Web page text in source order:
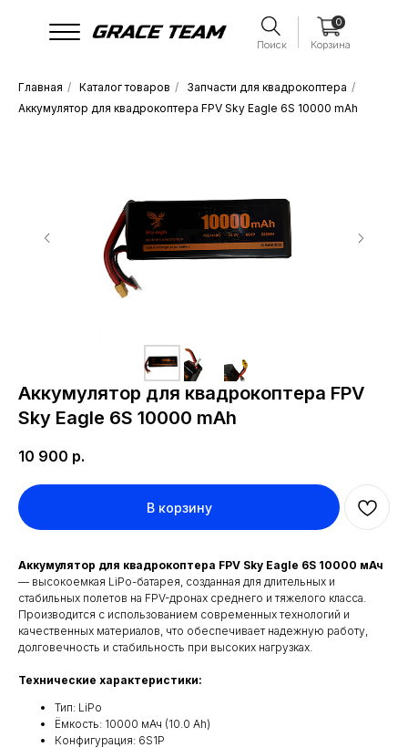
Поиск Корзина
0
Главная / Каталог товаров / Запчасти для квадрокоптера /
Аккумулятор для квадрокоптера FPV Sky Eagle 6S 10000 mAh
Аккумулятор для квадрокоптера FPV
Sky Eagle 6S 10000 mAh
10 900 р.
В корзину
Аккумулятор для квадрокоптера FPV Sky Eagle 6S 10000 мАч
— высокоемкая LiPo-батарея, созданная для длительных и
стабильных полетов на FPV-дронах среднего и тяжелого класса.
Производится с использованием современных технологий и
качественных материалов, что обеспечивает надежную работу,
долговечность и стабильность при высоких нагрузках.
Технические характеристики:
Тип: LiPo
Ёмкость: 10000 мАч (10.0 Ah)
Конфигурация: 6S1P